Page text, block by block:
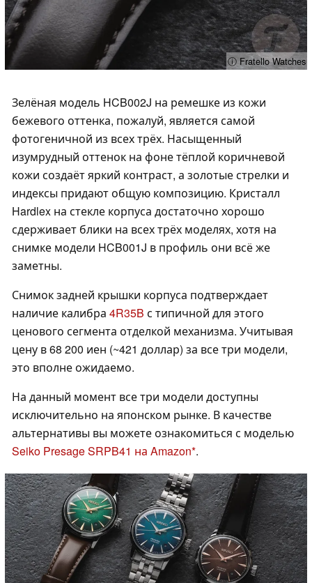
ⓘ Fratello Watches
Зелёная модель HCB002J на ремешке из кожи
бежевого оттенка, пожалуй, является самой
фотогеничной из всех трёх. Насыщенный
изумрудный оттенок на фоне тёплой коричневой
кожи создаёт яркий контраст, а золотые стрелки и
индексы придают общую композицию. Кристалл
Hardlex на стекле корпуса достаточно хорошо
сдерживает блики на всех трёх моделях, хотя на
снимке модели HCB001J в профиль они всё же
заметны.
Снимок задней крышки корпуса подтверждает
наличие калибра 4R35B с типичной для этого
ценового сегмента отделкой механизма. Учитывая
цену в 68 200 иен (~421 доллар) за все три модели,
это вполне ожидаемо.
На данный момент все три модели доступны
исключительно на японском рынке. В качестве
альтернативы вы можете ознакомиться с моделью
Seiko Presage SRPB41 на Amazon .